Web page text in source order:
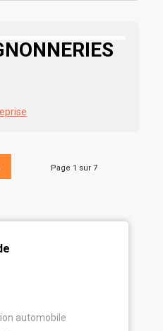
Page 1 sur 7
automobile